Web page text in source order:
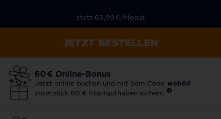
statt 69,99 €/Monat
JETZT BESTELLEN
60 € Online-Bonus
Jetzt online buchen und mit dem Code web60
zusätzlich 60 € Startguthaben sichern.